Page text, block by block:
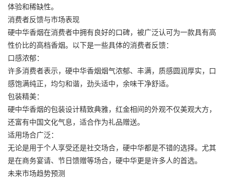
体验和稀缺性。
消费者反馈与市场表现
硬中华香烟在消费者中拥有良好的口碑，被广泛认可为一款具有高
性价比的高档香烟。以下是一些具体的消费者反馈：
口感浓郁：
许多消费者表示，硬中华香烟烟气浓郁、丰满，质感圆润厚实，口
感饱满纯正，均匀和谐，劲头适中，余味干净舒适。
包装精美：
硬中华香烟的包装设计精致典雅，红金相间的外观不仅美观大方，
还富有中国文化气息，适合作为礼品赠送。
适用场合广泛：
无论是用于个人享受还是社交场合，硬中华都是不错的选择。尤其
是在商务宴请、节日馈赠等场合，硬中华更是许多人的首选。
未来市场趋势预测